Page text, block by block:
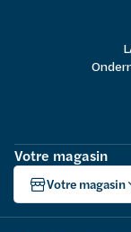
Votre magasin
Votre magasin